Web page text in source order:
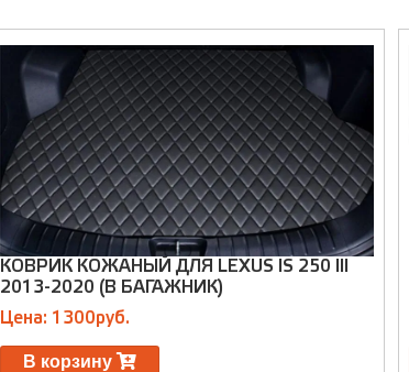
КОВРИК КОЖАНЫЙ ДЛЯ LEXUS IS 250 III
2013-2020 (В БАГАЖНИК)
Цена: 1300руб.
В корзину